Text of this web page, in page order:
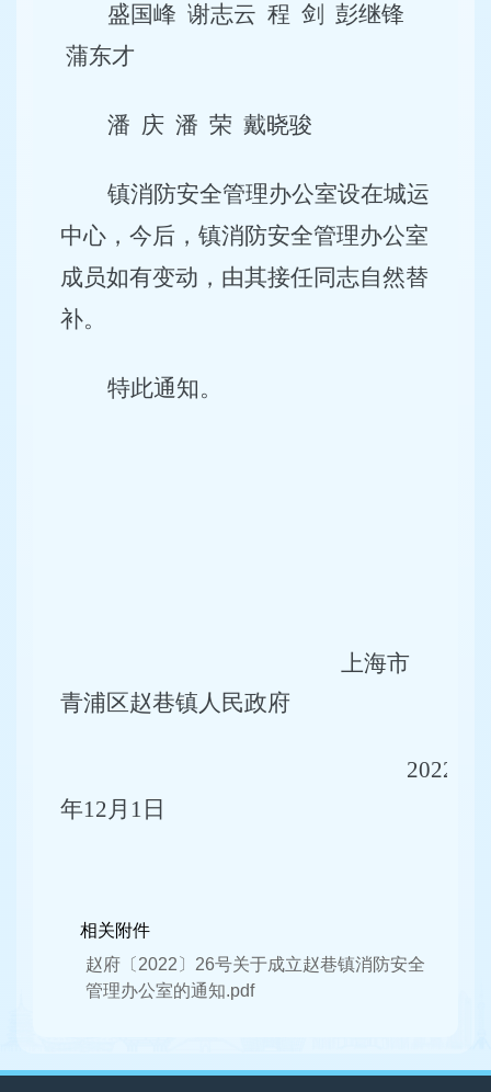
盛国峰 谢志云 程 剑 彭继锋
蒲东才
潘 庆 潘 荣 戴晓骏
镇消防安全管理办公室设在城运
中心，今后，镇消防安全管理办公室
成员如有变动，由其接任同志自然替
补。
特此通知。
上海市
青浦区赵巷镇人民政府
2022
年12月 1 日
相关附件
赵府〔2022〕26号关于成立赵巷镇消防安全
管理办公室的通知.pdf